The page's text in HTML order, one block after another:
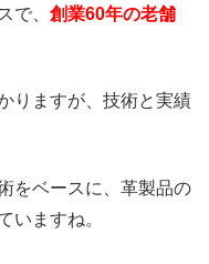
で、 創業60年の老舗
りますが、技術と実績
をベースに、革製品の
いますね。